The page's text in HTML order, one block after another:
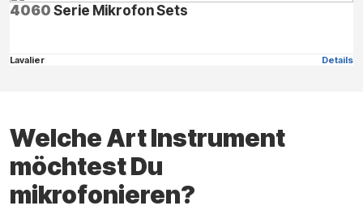
4060Serie Mikrofon Sets
Lavalier Details
Welche Art Instrument
möchtest Du
mikrofonieren?